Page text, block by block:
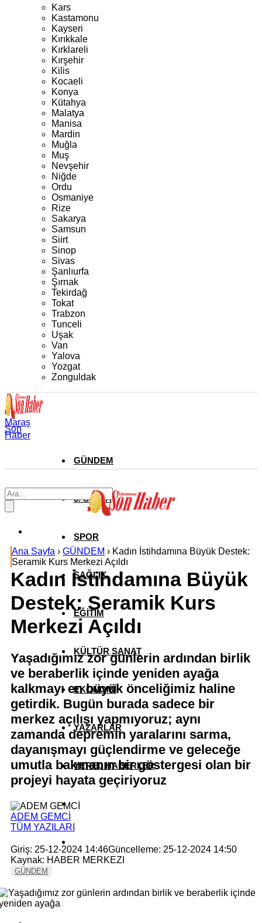
Kars
Kastamonu
Kayseri
Kırıkkale
Kırklareli
Kırşehir
Kilis
Kocaeli
Konya
Kütahya
Malatya
Manisa
Mardin
Muğla
Muş
Nevşehir
Niğde
Ordu
Osmaniye
Rize
Sakarya
Samsun
Siirt
Sinop
Sivas
Şanlıurfa
Şırnak
Tekirdağ
Tokat
Trabzon
Tunceli
Uşak
Van
Yalova
Yozgat
Zonguldak
Maraş
Son
Haber
GÜNDEM
3. SAYFA
SPOR
SAĞLIK
EĞİTİM
KÜLTÜR SANAT
EKONOMİ
YAZARLAR
YEREL HABERLER
Ana Sayfa › GÜNDEM › Kadın İstihdamına Büyük Destek:
Seramik Kurs Merkezi Açıldı
Kadın İstihdamına Büyük
Destek: Seramik Kurs
Merkezi Açıldı
Yaşadığımız zor günlerin ardından birlik
ve beraberlik içinde yeniden ayağa
kalkmayı en büyük önceliğimiz haline
getirdik. Bugün burada sadece bir
merkez açılışı yapmıyoruz; aynı
zamanda depremin yaralarını sarma,
dayanışmayı güçlendirme ve geleceğe
umutla bakmanın bir göstergesi olan bir
projeyi hayata geçiriyoruz
ADEM GEMCİ
TÜM YAZILARI
Giriş: 25-12-2024 14:46Güncelleme: 25-12-2024 14:50
Kaynak: HABER MERKEZI
GÜNDEM